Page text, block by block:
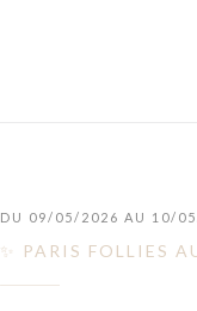
DU 09/05/2026 AU 10/
✨ PARIS FOLLIES